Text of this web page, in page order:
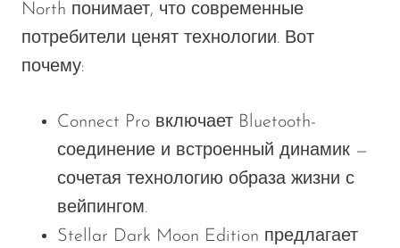
North понимает, что современные
потребители ценят технологии. Вот
почему:
Connect Pro включает Bluetooth-
соединение и встроенный динамик —
сочетая технологию образа жизни с
вейпингом.
Stellar Dark Moon Edition предлагает